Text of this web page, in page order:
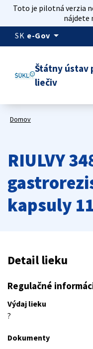
Toto je pilotná verzia
nájdete
SK e-Gov arrow_drop_down
Štátny ústav
liečiv
Domov
RIULVY
kapsuly
Detail lieku
Regulačné
Výdaj lieku
?
Dokumenty